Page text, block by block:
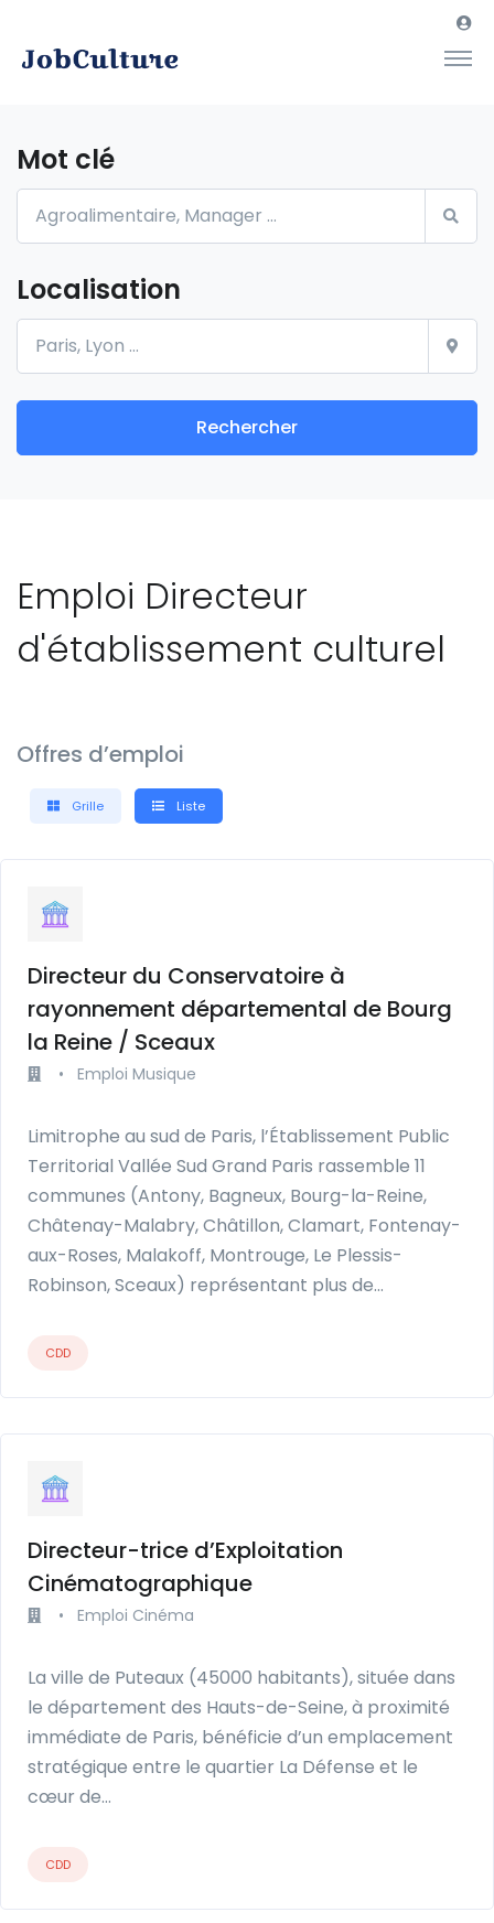
Mot clé
Localisation
Rechercher
Emploi Directeur
d'établissement culturel
Offres d’emploi
Grille Liste
Directeur du Conservatoire à
rayonnement départemental de Bourg
la Reine / Sceaux
• Emploi Musique
Limitrophe au sud de Paris, l’Établissement Public
Territorial Vallée Sud Grand Paris rassemble 11
communes (Antony, Bagneux, Bourg-la-Reine,
Châtenay-Malabry, Châtillon, Clamart, Fontenay-
aux-Roses, Malakoff, Montrouge, Le Plessis-
Robinson, Sceaux) représentant plus de…
CDD
Directeur-trice d’Exploitation
Cinématographique
• Emploi Cinéma
La ville de Puteaux (45000 habitants), située dans
le département des Hauts-de-Seine, à proximité
immédiate de Paris, bénéficie d’un emplacement
stratégique entre le quartier La Défense et le
cœur de…
CDD